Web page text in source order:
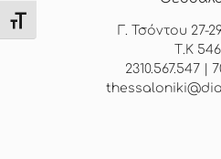
Εναλλαγή ΜεγέθουςΓ. Τσόντου 27-
Τ.Κ
2310.567.547 |